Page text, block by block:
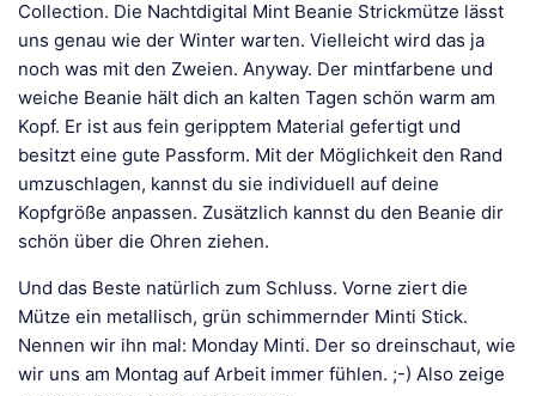
Collection. Die Nachtdigital Mint Beanie Strickmütze lässt
uns genau wie der Winter warten. Vielleicht wird das ja
noch was mit den Zweien. Anyway. Der mintfarbene und
weiche Beanie hält dich an kalten Tagen schön warm am
Kopf. Er ist aus fein geripptem Material gefertigt und
besitzt eine gute Passform. Mit der Möglichkeit den Rand
umzuschlagen, kannst du sie individuell auf deine
Kopfgröße anpassen. Zusätzlich kannst du den Beanie dir
schön über die Ohren ziehen.
Und das Beste natürlich zum Schluss. Vorne ziert die
Mütze ein metallisch, grün schimmernder Minti Stick.
Nennen wir ihn mal: Monday Minti. Der so dreinschaut, wie
wir uns am Montag auf Arbeit immer fühlen. ;-) Also zeige